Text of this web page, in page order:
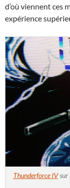
d’où viennent ces
expérience
Thunderforce IVsur